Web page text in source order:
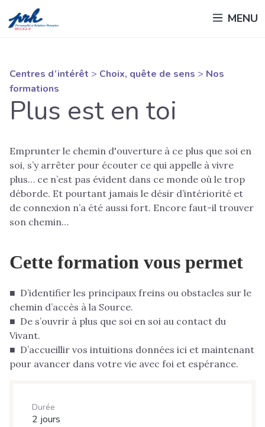
au
MENU
Centres d’intérêt > Choix, quête de sens > Nos
formations
Plus est en toi
Emprunter le chemin d'ouverture à ce plus que soi en
soi, s’y arrêter pour écouter ce qui appelle à vivre
plus… ce n’est pas évident dans ce monde où le trop
déborde. Et pourtant jamais le désir d’intériorité et
de connexion n’a été aussi fort. Encore faut-il trouver
son chemin…
Cette formation vous permet
■ D’identifier les principaux freins ou obstacles sur le
chemin d’accès à la Source.
■ De s’ouvrir à plus que soi en soi au contact du
Vivant.
■ D’accueillir vos intuitions données ici et maintenant
pour avancer dans votre vie avec foi et espérance.
Durée
2 jours